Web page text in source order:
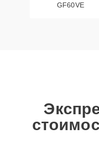
GF60VE